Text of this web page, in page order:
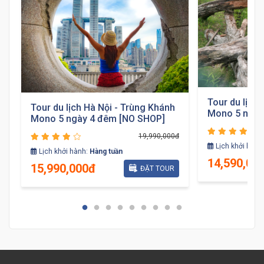
Tour du lịch Hà Nội - Trùng Khánh
Mono 5 ngày 4 đêm [NO SHOP]
19,990,000đ
Lịch khởi hành: Hàng tuần
15,990,000đ ĐẶT TOUR
Tour du lịch
Mono 5
Lịch khởi